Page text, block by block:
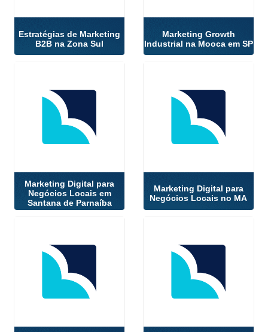
Estratégias de Marketing
B2B na Zona Sul
Marketing Growth
Industrial na Mooca em SP
Marketing Digital para
Negócios Locais em
Santana de Parnaíba
Marketing Digital para
Negócios Locais no MA